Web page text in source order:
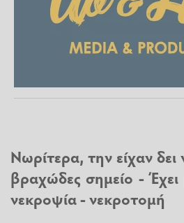
Νωρίτερα, την είχαν
βραχώδες σημείο -
νεκροψία - νεκροτομή